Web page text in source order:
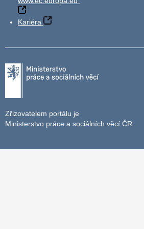
Kariéra
Zřizovatelem portálu je
Ministerstvo práce a sociálních věcí ČR